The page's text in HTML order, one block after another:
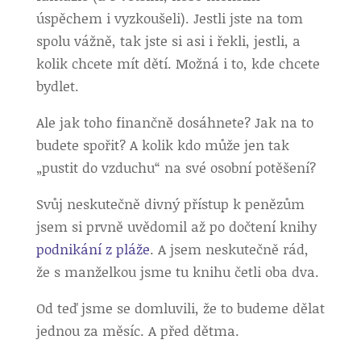
úspěchem i vyzkoušeli). Jestli jste na tom
spolu vážně, tak jste si asi i řekli, jestli, a
kolik chcete mít dětí. Možná i to, kde chcete
bydlet.
Ale jak toho finančně dosáhnete? Jak na to
budete spořit? A kolik kdo může jen tak
„pustit do vzduchu“ na své osobní potěšení?
Svůj neskutečně divný přístup k penězům
jsem si prvně uvědomil až po dočtení knihy
podnikání z pláže. A jsem neskutečně rád,
že s manželkou jsme tu knihu četli oba dva.
Od teď jsme se domluvili, že to budeme dělat
jednou za měsíc. A před dětma.